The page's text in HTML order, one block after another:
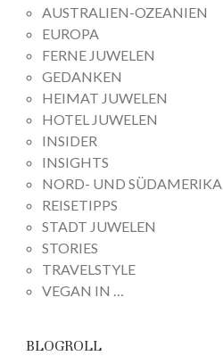
AUSTRALIEN-OZEANIEN
EUROPA
FERNE JUWELEN
GEDANKEN
HEIMAT JUWELEN
HOTEL JUWELEN
INSIDER
INSIGHTS
NORD- UND SÜDAMERIKA
REISETIPPS
STADT JUWELEN
STORIES
TRAVELSTYLE
VEGAN IN …
BLOGROLL